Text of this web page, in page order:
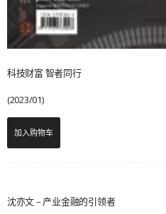
科技财富 智者同行
(2023/01)
加入购物车
沈亦文 – 产业金融的引领者